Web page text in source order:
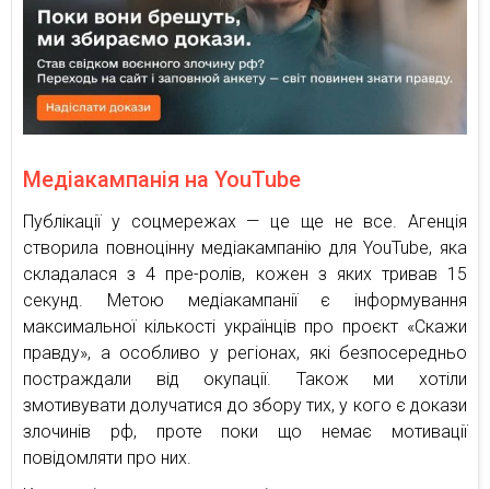
Медіакампанія на YouTube
Публікації у соцмережах — це ще не все. Агенція
створила повноцінну медіакампанію для YouTube, яка
складалася з 4 пре-ролів, кожен з яких тривав 15
секунд. Метою медіакампанії є інформування
максимальної кількості українців про проєкт «Скажи
правду», а особливо у регіонах, які безпосередньо
постраждали від окупації. Також ми хотіли
змотивувати долучатися до збору тих, у кого є докази
злочинів рф, проте поки що немає мотивації
повідомляти про них.